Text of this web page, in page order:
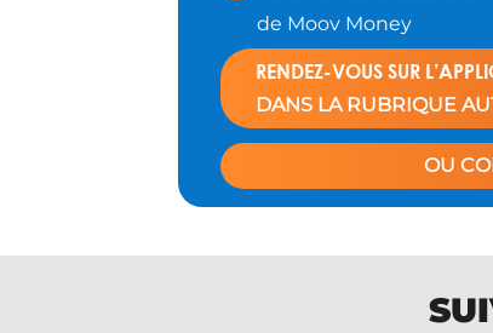
de Moov Money
RENDEZ-VOUS SUR
DANS LA RUBRIQUE
OU